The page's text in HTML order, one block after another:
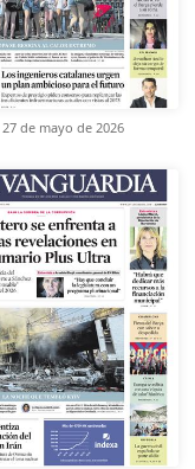
27 de mayo de 2026